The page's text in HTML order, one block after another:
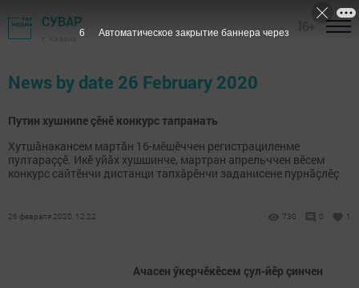
СУВАР
News by date 26 February 2020
Путин хушнипе çӗнӗ конкурс тапранать
Хутшăнакансем мартăн 16-мӗшӗччен регистрациленме
пултараççӗ. Икӗ уйăх хушшинче, мартран апрельччен вӗсем
конкурс сайтӗнчи дистанци тапхăрӗнчи заданисене пурнăçлӗç
26 февраля 2020, 12:22 730 0 1
Ачасен ӳкерчӗкӗсем çул-йӗр çинчен
6 Автоматическое закрытие баннера через